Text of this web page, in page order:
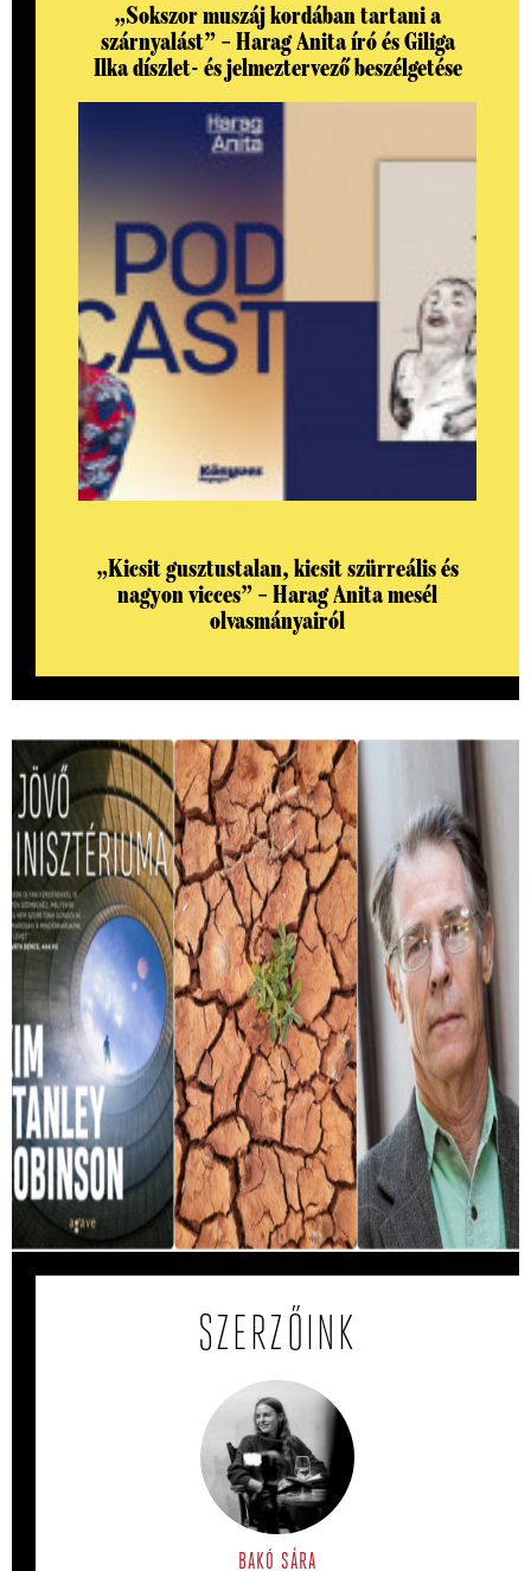
„Sokszor muszáj kordában tartani a
szárnyalást” – Harag Anita író és Giliga
Ilka díszlet- és jelmeztervező beszélgetése
„Kicsit gusztustalan, kicsit szürreális és
nagyon vicces” – Harag Anita mesél
olvasmányairól
Ez a könyv megjósolta, hogy mit okoznak
a hőhullámok
A Magyarországot sújtó hőség miatt egyre többször jut
eszünkbe Kim Stanley Robinson A Jövő Minisztériuma
című regénye.
SZERZŐINK
BAKÓ SÁRA